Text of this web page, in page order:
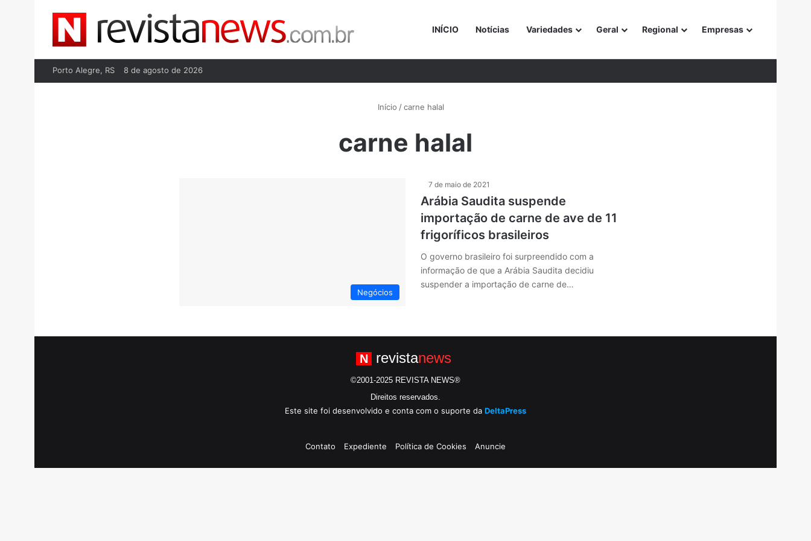
INÍCIO Notícias Variedades Geral Regional Empresas
Porto Alegre, RS 8 de agosto de 2026
Início / carne halal
carne halal
Negócios
7 de maio de 2021
Arábia Saudita suspende
importação de carne de ave de 11
frigoríficos brasileiros
O governo brasileiro foi surpreendido com a
informação de que a Arábia Saudita decidiu
suspender a importação de carne de…
N revistanews
©2001-2025 REVISTA NEWS®
Direitos reservados.
Este site foi desenvolvido e conta com o suporte da DeltaPress
Contato Expediente Política de Cookies Anuncie